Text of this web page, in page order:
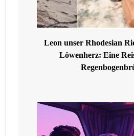
Leon unser Rhodesian
Löwenherz: Eine